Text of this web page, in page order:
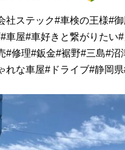
社ステック#車検の王様#
車屋#車好きと繋がりたい
#修理#鈑金#裾野#三島#沼
れな車屋#ドライブ#静岡